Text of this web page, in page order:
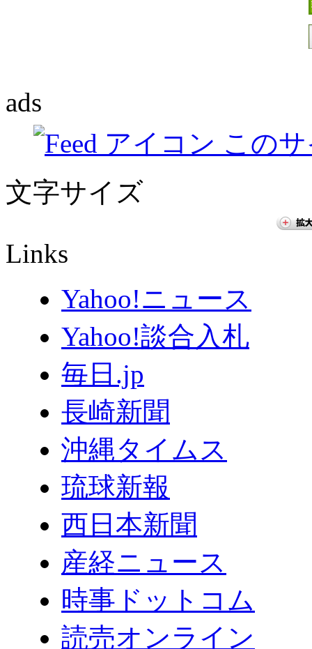
ads
この
文字サイズ
Links
Yahoo!ニュース
Yahoo!談合入札
毎日.jp
長崎新聞
沖縄タイムス
琉球新報
西日本新聞
産経ニュース
時事ドットコム
読売オンライン